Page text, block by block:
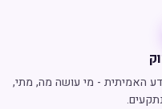
האמיתית - מי עושה מה, מתי,